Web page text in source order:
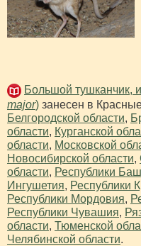
Большой тушканчик,
major) занесен в
Белгородской области,
области, Курганской
области, Московской
Новосибирской области,
области, Республики
Ингушетия, Республики
Республики Мордовия,
Республики Чувашия,
области, Тюменской
Челябинской области.